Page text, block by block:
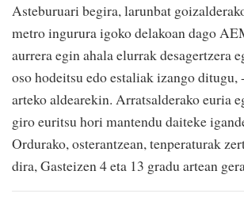
Asteburuari begira, larunbat
metro ingurura igoko delakoan dago
aurrera egin ahala elurrak desagertzera
oso hodeitsu edo estaliak izango ditugu,
arteko aldearekin. Arratsalderako euria
giro euritsu hori mantendu daiteke
Ordurako, osterantzean, tenperaturak
dira, Gasteizen 4 eta 13 gradu artean